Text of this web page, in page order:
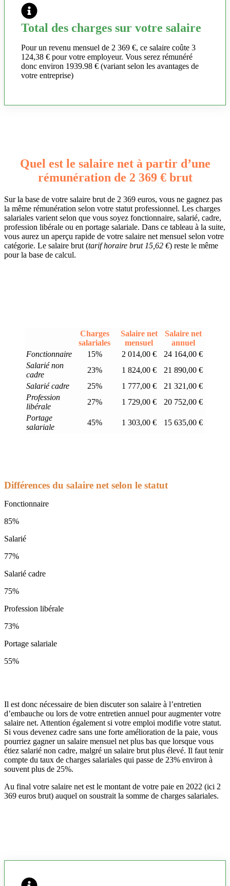
Total des charges sur votre salaire
Pour un revenu mensuel de 2 369 €, ce salaire coûte 3
124,38 € pour votre employeur. Vous serez rémunéré
donc environ 1939.98 € (variant selon les avantages de
votre entreprise)
Quel est le salaire net à partir d’une
rémunération de 2 369 € brut
Sur la base de votre salaire brut de 2 369 euros, vous ne gagnez pas
la même rémunération selon votre statut professionnel. Les charges
salariales varient selon que vous soyez fonctionnaire, salarié, cadre,
profession libérale ou en portage salariale. Dans ce tableau à la suite,
vous aurez un aperçu rapide de votre salaire net mensuel selon votre
catégorie. Le salaire brut (tarif horaire brut 15,62 €) reste le même
pour la base de calcul.
Charges
salariales
Salaire net
mensuel
Salaire net
annuel
Fonctionnaire
15% 2 014,00 €
24 164,00 €
Salarié non
cadre
23% 1 824,00 €
21 890,00 €
Salarié cadre
25% 1 777,00 €
21 321,00 €
Profession
libérale
27% 1 729,00 €
20 752,00 €
Portage
salariale
45% 1 303,00 € 15 635,00 €
Différences du salaire net selon le statut
Fonctionnaire
85%
Salarié
77%
Salarié cadre
75%
Profession libérale
73%
Portage salariale
55%
Il est donc nécessaire de bien discuter son salaire à l’entretien
d’embauche ou lors de votre entretien annuel pour augmenter votre
salaire net. Attention également si votre emploi modifie votre statut.
Si vous devenez cadre sans une forte amélioration de la paie, vous
pourriez gagner un salaire mensuel net plus bas que lorsque vous
étiez salarié non cadre, malgré un salaire brut plus élevé. Il faut tenir
compte du taux de charges salariales qui passe de 23% environ à
souvent plus de 25%.
Au final votre salaire net est le montant de votre paie en 2022 (ici 2
369 euros brut) auquel on soustrait la somme de charges salariales.